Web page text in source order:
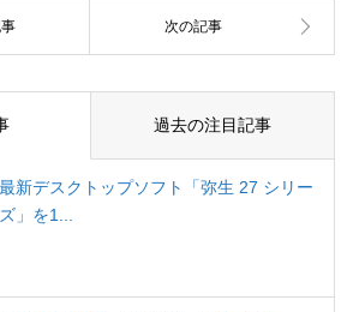
過去の注目記事
最新デスクトップソフト「弥生 27 シリー
ズ」を1...